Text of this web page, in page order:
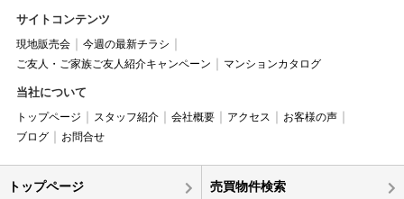
サイトコンテンツ
現地販売会
今週の最新チラシ
ご友人・ご家族ご友人紹介キャンペーン
マンションカタログ
当社について
トップページ スタッフ紹介 会社概要 アクセス
お客様の声
ブログ
お問合せ
トップページ 売買物件検索